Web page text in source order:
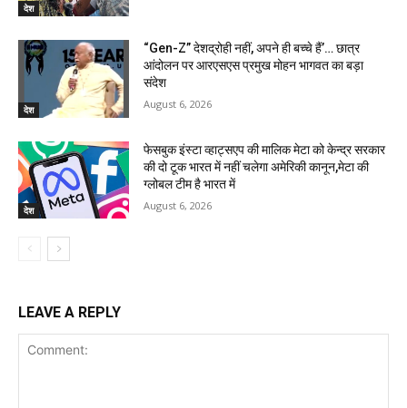
देश
देश
“Gen-Z” देशद्रोही नहीं, अपने ही बच्चे हैं’… छात्र
आंदोलन पर आरएसएस प्रमुख मोहन भागवत का बड़ा
संदेश
August 6, 2026
देश
फेसबुक इंस्टा व्हाट्सएप की मालिक मेटा को केन्द्र सरकार
की दो टूक भारत में नहीं चलेगा अमेरिकी कानून,मेटा की
ग्लोबल टीम है भारत में
August 6, 2026
LEAVE A REPLY